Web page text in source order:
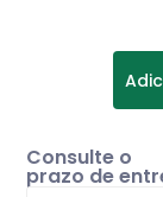
Consulte o
prazo de